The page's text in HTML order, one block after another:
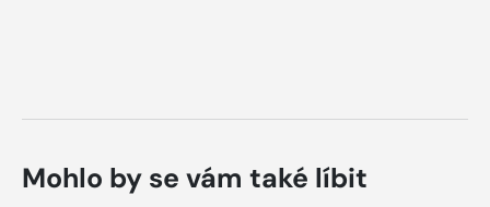
Mohlo by se vám také líbit